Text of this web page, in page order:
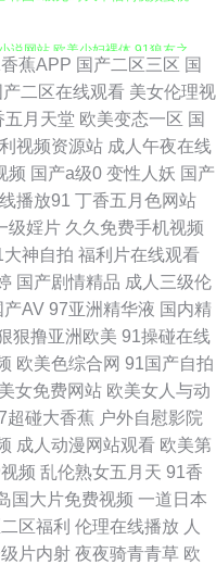
美精品爱爱 1024你懂得 女同h
天色情网 肏屄久久 老湿无码
综合蜜桃网 老湿机无码 国产91
洲在线 久久精品黄色 婷婷五月
v在线观看 久久理伦 五月天激
在线视频 国产一线中文字幕 日
97人人超碰 91人妻爽 国产精品
区 国产91做爱 超碰AV人人艹
线视频国 黄色福利导航 韩日无
蕉APP 国产二区三区 国
产二区在线观看 美女伦理视
五月天堂 欧美变态一区 国
视频资源站 成人午夜在线
频 国产a级0 变性人妖 国产
播放91 丁香五月色网站
级婬片 久久免费手机视频
大神自拍 福利片在线观看
国产剧情精品 成人三级伦
产AV 97亚洲精华液 国内精
狠撸亚洲欧美 91操碰在线
欧美色综合网 91国产自拍
女免费网站 欧美女人与动
超碰大香蕉 户外自慰影院
成人动漫网站观看 欧美第
频 乱伦熟女五月天 91香
国大片免费视频 一道日本
区福利 伦理在线播放 人
片内射 夜夜骑青青草 欧